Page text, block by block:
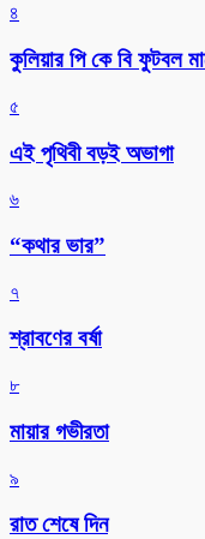
৪
কুলিয়ার পি কে বি ফুটবল
৫
এই পৃথিবী বড়ই অভাগা
৬
“কথার ভার”
৭
শ্রাবণের বর্ষা
৮
মায়ার গভীরতা
৯
রাত শেষে দিন